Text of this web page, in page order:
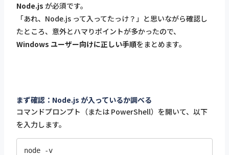
Node.js が必須です。
「あれ、Node.js って入ってたっけ？」と思いながら確認し
たところ、意外とハマりポイントが多かったので、
Windows ユーザー向けに正しい手順をまとめます。
まず確認：Node.js が入っているか調べる
コマンドプロンプト（または PowerShell）を開いて、以下
を入力します。
node -v